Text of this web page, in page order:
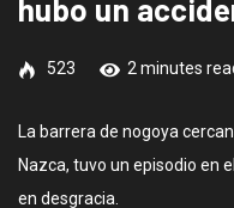
hubo un
523 2 minutes
La barrera de nogoya
Nazca, tuvo un episodio en
en desgracia.